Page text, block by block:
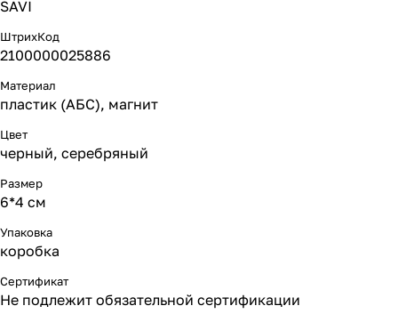
SAVI
ШтрихКод
2100000025886
Материал
пластик (АБС), магнит
Цвет
черный, серебряный
Размер
6*4 см
Упаковка
коробка
Сертификат
Не подлежит обязательной сертификации